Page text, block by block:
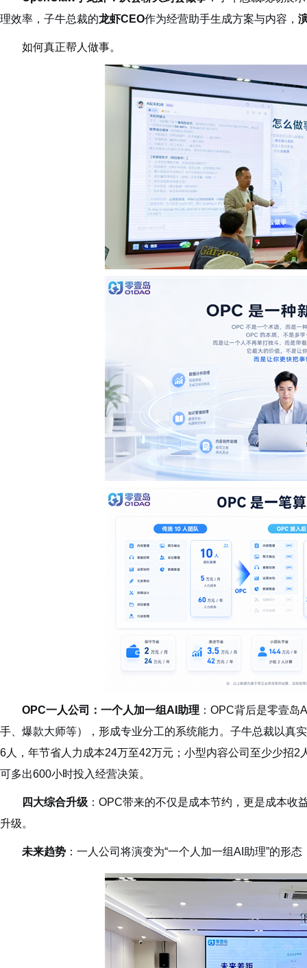
理效率，子牛总裁的龙虾CEO作为经营助手生成方案与内容，
如何真正帮人做事。
OPC一人公司：一个人加一组AI助理 ：OPC背后是零壹
手、爆款大师等），形成专业分工的系统能力。子牛总裁以真
6人，年节省人力成本24万至42万元；小型内容公司至少少招
可多出600小时投入经营决策。
四大综合升级 ：OPC带来的不仅是成本节约，更是成本
升级。
未来趋势 ：一人公司将演变为“一个人加一组AI助理”的形